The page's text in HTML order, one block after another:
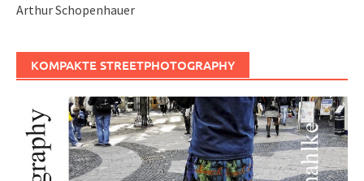
Arthur Schopenhauer
KOMPAKTE STREETPHOTOGRAPHY